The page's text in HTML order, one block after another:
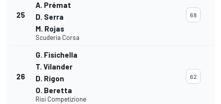
25
A. Prémat
D. Serra
M. Rojas
Scuderia Corsa
68
26
G. Fisichella
T. Vilander
D. Rigon
O. Beretta
Risi Competizione
62